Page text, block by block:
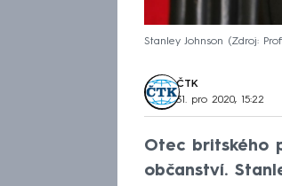
Stanley Johnson Zdroj:
ČTK
31. pro 2020, 15:22
Otec britského
občanství.